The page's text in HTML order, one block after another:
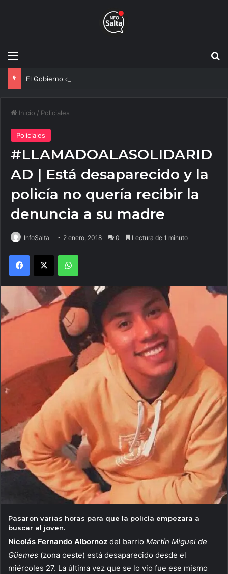
Menú
Inicio / Policiales
Policiales
#LLAMADOALASOLIDARID
AD | Está desaparecido y la
policía no quería recibir la
denuncia a su madre
InfoSalta 2 enero, 2018 0 Lectura de 1 minuto
Facebook
X WhatsApp
Pasaron varias horas para que la policía empezara a
buscar al joven.
Nicolás Fernando Albornoz del barrio Martín Miguel de
Güemes (zona oeste) está desaparecido desde el
miércoles 27. La última vez que se lo vio fue ese mismo